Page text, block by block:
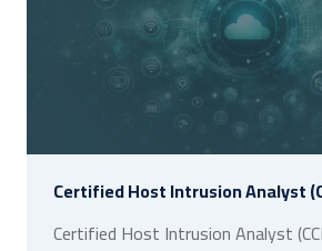
Certified Host Intrusion Analyst
Certified Host Intrusion Analyst